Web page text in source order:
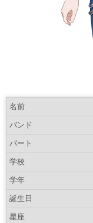
名前
バンド
パート
学校
学年
誕生日
星座